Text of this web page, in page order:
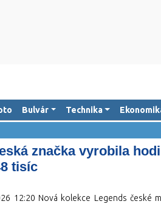
Bulvár Technika
značka vyrobila
tisíc
12:20 Nová kolekce Legends české